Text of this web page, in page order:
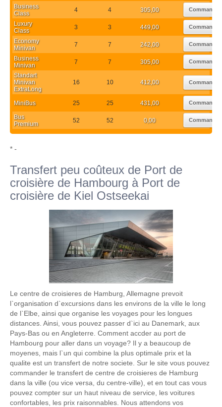
Business
Class
4 4 305,00 Commander
Luxury
Class
3 3 449,00 Commander
Economy
Minivan
7 7 242,00 Commander
Business
Minivan
7 7 305,00 Commander
Standart
Minivan
ExtraLong
16 10 412,00 Commander
MiniBus 25 25 431,00 Commander
Bus
Premium
52 52 0,00 Commander
* -
Transfert peu coûteux de Port de
croisière de Hambourg à Port de
croisière de Kiel Ostseekai
Le centre de croisieres de Hamburg, Allemagne prevoit
l`organisation d`excursions dans les environs de la ville le long
de l`Elbe, ainsi que organise les voyages pour les longues
distances. Ainsi, vous pouvez passer d`ici au Danemark, aux
Pays-Bas ou en Angleterre. Comment accder au port de
Hambourg pour aller dans un voyage? Il y a beaucoup de
moyenes, mais l`un qui combine la plus optimale prix et la
qualite est un transfert de notre societe. Sur le site vous pouvez
commander le transfert de centre de croisieres de Hamburg
dans la ville (ou vice versa, du centre-ville), et en tout cas vous
pouvez compter sur un haut niveau de service, les voitures
confortables, les prix raisonnables. Nous attendons vos